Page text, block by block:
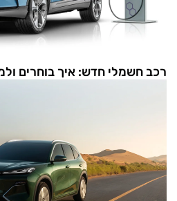
רכב חשמלי חדש: איך בוחרים